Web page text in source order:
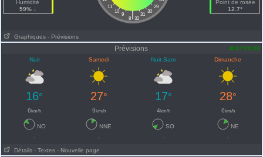
Humidité
59% ↓
11
29
10
30
9 31
|
8 32
Point de rosée
12.7°
Graphiques - Prévisions
Prévisions
02:00:00
Nuit
Samedi Nuit-Sam Dimanche
16° 27° 17° 28°
6km/h 9km/h 4km/h 6km/h
NO NNE SO
NE
-
- -
-
Détails - Textes - Nouvelle page